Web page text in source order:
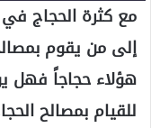
مع كثرة الحجاج في
إلى من يقوم
هؤلاء حجاجاً فهل
للقيام بمصالح